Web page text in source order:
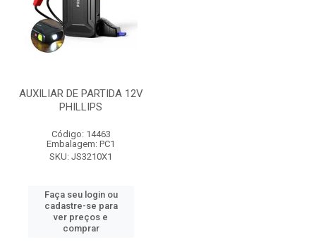
AUXILIAR DE PARTIDA 12V
PHILLIPS
Código: 14463
Embalagem: PC1
SKU: JS3210X1
Faça seu login ou
cadastre-se para
ver preços e
comprar